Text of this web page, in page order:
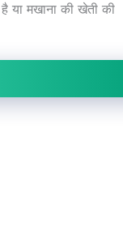
या मखाना की खेती की